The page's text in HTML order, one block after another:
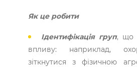
Як це робити
Ідентифікація груп, що
впливу: наприклад,
зіткнутися з фізичною